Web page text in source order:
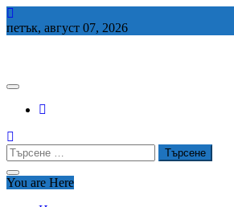
Skip
to
петък, август 07, 2026
Търсене
за:
You are Here